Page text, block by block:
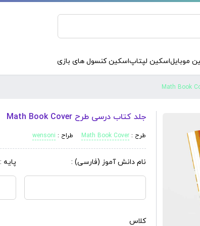
موبایلاسکین لپتاپاسکین کنسول های بازی
جلد کتاب درسی طرح Math Book Cover
طرح : Math Book Cover طراح : wensoni
نام دانش آموز (فارسی) : پایه :
کلاس